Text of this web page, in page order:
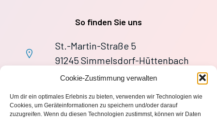
Cookie-Zustimmung verwalten
Um dir ein optimales Erlebnis zu bieten, verwenden wir Technologien wie
Cookies, um Geräteinformationen zu speichern und/oder darauf
zuzugreifen. Wenn du diesen Technologien zustimmst, können wir Daten
So finden Sie uns
St.-Martin-Straße 5
91245 Simmelsdorf-Hüttenbach
+49 9155 9279727
wache113@ff-huettenbach.de